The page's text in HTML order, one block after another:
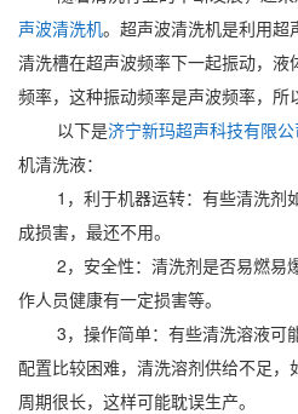
声波清洗机。超声波清洗机是利用超
清洗槽在超声波频率下一起振动，
频率，这种振动频率是声波频率，所
以下是济宁新玛超声科技有限公
机清洗液：
1，利于机器运转：有些清洗剂
成损害，最还不用。
2，安全性：清洗剂是否易燃易
作人员健康有一定损害等。
3，操作简单：有些清洗溶液可
配置比较困难，清洗溶剂供给不足
周期很长，这样可能耽误生产。